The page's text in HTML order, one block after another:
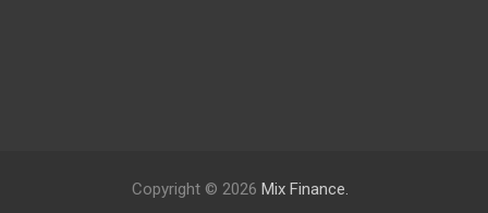
Copyright © 2026 Mix Finance.